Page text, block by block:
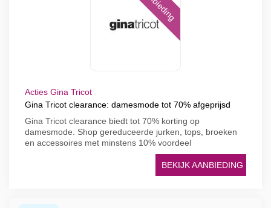
Acties Gina Tricot
Gina Tricot clearance: damesmode tot 70% afgeprijsd
Gina Tricot clearance biedt tot 70% korting op
damesmode. Shop gereduceerde jurken, tops, broeken
en accessoires met minstens 10% voordeel
BEKIJK AANBIEDING